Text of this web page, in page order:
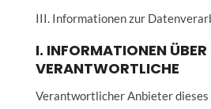
III. Informationen zur
I. INFORMATIONEN ÜBER
VERANTWORTLICHE
Verantwortlicher Anbieter